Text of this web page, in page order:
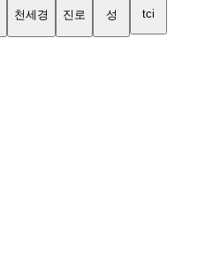
천세경 진로 성 tci